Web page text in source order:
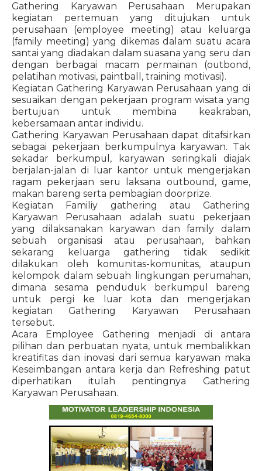
Gathering Karyawan Perusahaan Merupakan
kegiatan pertemuan yang ditujukan untuk
perusahaan (employee meeting) atau keluarga
(family meeting) yang dikemas dalam suatu acara
santai yang diadakan dalam suasana yang seru dan
dengan berbagai macam permainan (outbond,
pelatihan motivasi, paintball, training motivasi).
Kegiatan Gathering Karyawan Perusahaan yang di
sesuaikan dengan pekerjaan program wisata yang
bertujuan untuk membina keakraban,
kebersamaan antar individu.
Gathering Karyawan Perusahaan dapat ditafsirkan
sebagai pekerjaan berkumpulnya karyawan. Tak
sekadar berkumpul, karyawan seringkali diajak
berjalan-jalan di luar kantor untuk mengerjakan
ragam pekerjaan seru laksana outbound, game,
makan bareng serta pembagian doorprize.
Kegiatan Familiy gathering atau Gathering
Karyawan Perusahaan adalah suatu pekerjaan
yang dilaksanakan karyawan dan family dalam
sebuah organisasi atau perusahaan, bahkan
sekarang keluarga gathering tidak sedikit
dilakukan oleh komunitas-komunitas, ataupun
kelompok dalam sebuah lingkungan perumahan,
dimana sesama penduduk berkumpul bareng
untuk pergi ke luar kota dan mengerjakan
kegiatan Gathering Karyawan Perusahaan
tersebut.
Acara Employee Gathering menjadi di antara
pilihan dan perbuatan nyata, untuk membalikkan
kreatifitas dan inovasi dari semua karyawan maka
Keseimbangan antara kerja dan Refreshing patut
diperhatikan itulah pentingnya Gathering
Karyawan Perusahaan.